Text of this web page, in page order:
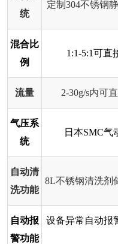
统
定制304不锈钢
混合比
例
1:1-5:1可直
流量 2-30g/s内可
气压系
统
日本SMC气
自动清
洗功能
8L不锈钢清洗剂
自动报
警功能
设备异常自动报